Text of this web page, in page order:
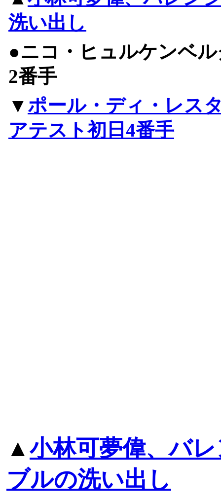
洗い出し
●ニコ・ヒュルケンベ
2番手
▼ ポール・ディ・レス
アテスト初日4番手
▲小林可夢偉、バ
ブルの洗い出し